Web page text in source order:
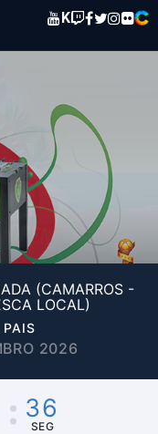
K
(CAMARROS -
LOCAL)
PAIS
2026
36
SEG